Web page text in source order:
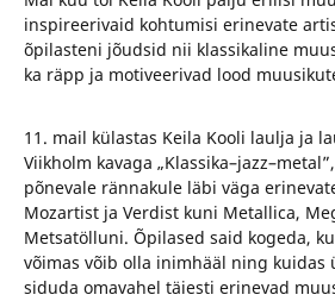
inspireerivaid kohtumisi erinevate
õpilasteni jõudsid nii klassikaline
ka räpp ja motiveerivad lood
11. mail külastas Keila Kooli laulja ja
Viikholm kavaga
põnevale rännakule läbi väga
Mozartist ja Verdist kuni Metallica,
Metsatölluni. Õpilased said kogeda,
võimas võib olla inimhääl ning kuidas
siduda omavahel täiesti erinevad